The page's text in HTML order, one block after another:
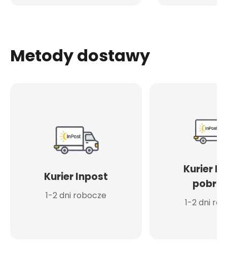
Metody dostawy
Kurier Inpost
1-2 dni robocze
Kurier
1-2 dni